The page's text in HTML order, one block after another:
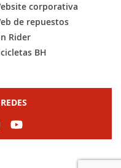
corporativa
de repuestos
Rider
BH